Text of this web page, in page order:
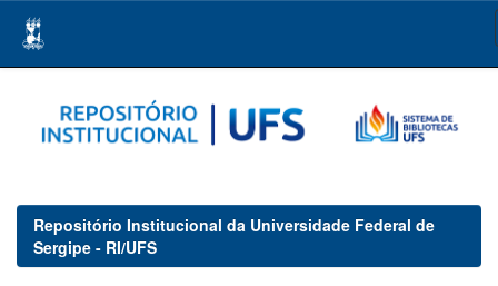
navigation
Repositório Institucional da Universidade Federal de
Sergipe - RI/UFS